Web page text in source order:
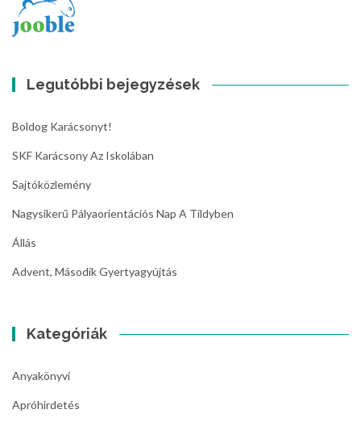
Legutóbbi bejegyzések
Boldog Karácsonyt!
SKF Karácsony Az Iskolában
Sajtóközlemény
Nagysikerű Pályaorientációs Nap A Tildyben
Állás
Advent, Második Gyertyagyújtás
Kategóriák
Anyakönyvi
Apróhirdetés